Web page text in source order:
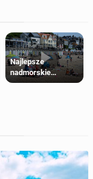
Najlepsze
nadmorskie
miasteczko blisko